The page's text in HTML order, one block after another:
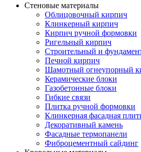
Стеновые материалы
Облицовочный кирпич
Клинкерный кирпич
Кирпич ручной формовки
Ригельный кирпич
Строительный и
Печной кирпич
Шамотный огнеупорный
Керамические блоки
Газобетонные блоки
Гибкие связи
Плитка ручной формовки
Клинкерная фасадная
Декоративный камень
Фасадные термопанели
Фиброцементный сайдинг